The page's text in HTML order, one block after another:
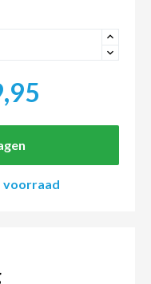
+
-
voorraad